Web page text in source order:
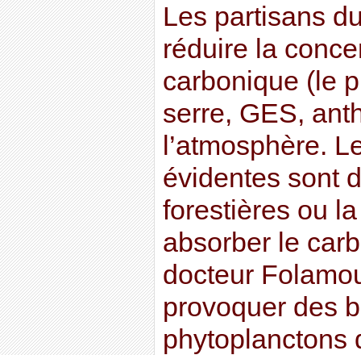
Les partisans
réduire la
carbonique (le
serre, GES,
l’atmosphère.
évidentes sont
forestières ou
absorber le
docteur
provoquer des
phytoplanctons